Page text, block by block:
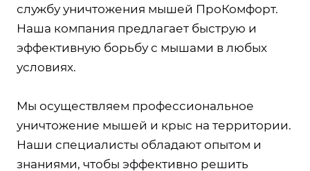
службу уничтожения мышей ПроКомфорт.
Наша компания предлагает быструю и
эффективную борьбу с мышами в любых
условиях.
Мы осуществляем профессиональное
уничтожение мышей и крыс на территории.
Наши специалисты обладают опытом и
знаниями, чтобы эффективно решить